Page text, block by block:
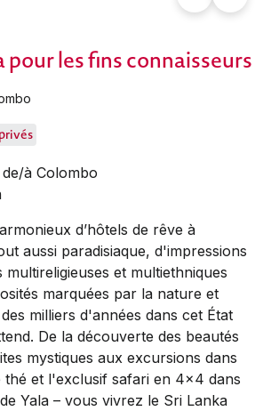
pour les fins connaisseurs
à Colombo
d’hôtels de rêve à
aussi paradisiaque, d'impressions
et multiethniques
marquées par la nature et
milliers d'années dans cet État
De la découverte des beautés
mystiques aux excursions dans
thé et l'exclusif safari en 4x4 dans
Yala – vous vivrez le Sri Lanka